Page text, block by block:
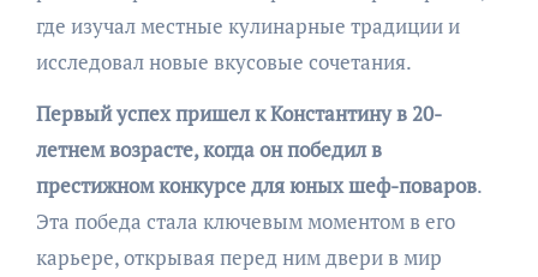
где изучал местные кулинарные традиции и
исследовал новые вкусовые сочетания.
Первый успех пришел к Константину в 20-
летнем возрасте, когда он победил в
престижном конкурсе для юных шеф-поваров.
Эта победа стала ключевым моментом в его
карьере, открывая перед ним двери в мир